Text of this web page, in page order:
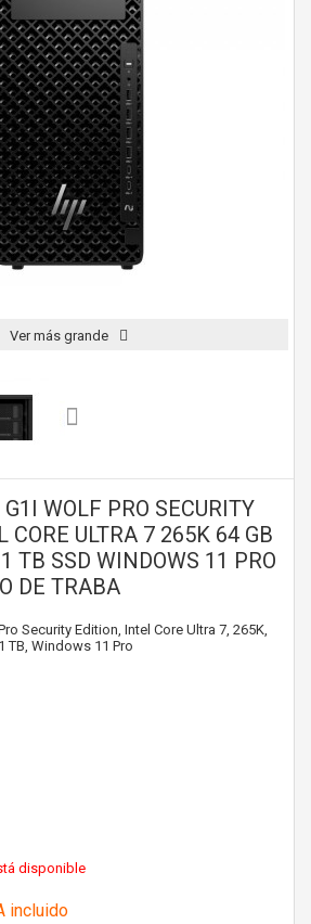
Ver más grande
WOLF PRO SECURITY
CORE ULTRA 7 265K 64 GB
TB SSD WINDOWS 11 PRO
DE TRABA
Security Edition, Intel Core Ultra 7, 265K,
TB, Windows 11 Pro
disponible
incluido